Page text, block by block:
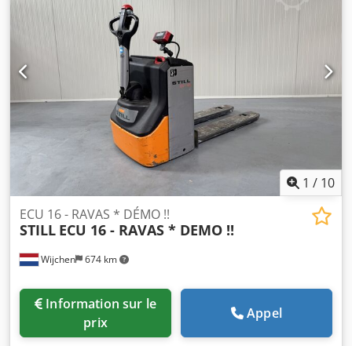
1 / 10
Wijchen 674 km
ECU 16 - RAVAS * DÉMO !!
STILL ECU 16 - RAVAS * DEMO !!
prix
Appel